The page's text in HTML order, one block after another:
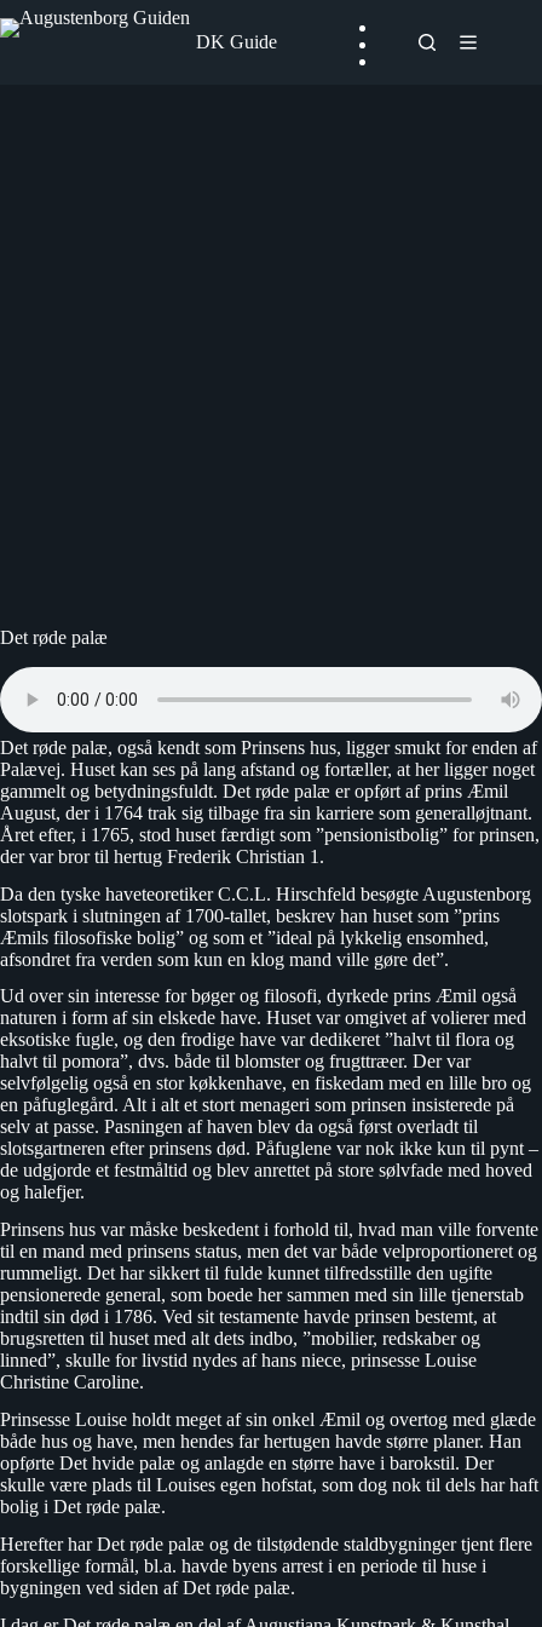
Fortsæt
til
DK Guide
Det røde palæ
Det røde palæ, også kendt som Prinsens hus, ligger smukt for enden af
Palævej. Huset kan ses på lang afstand og fortæller, at her ligger noget
gammelt og betydningsfuldt. Det røde palæ er opført af prins Æmil
August, der i 1764 trak sig tilbage fra sin karriere som generalløjtnant.
Året efter, i 1765, stod huset færdigt som ”pensionistbolig” for prinsen,
der var bror til hertug Frederik Christian 1.
Da den tyske haveteoretiker C.C.L. Hirschfeld besøgte Augustenborg
slotspark i slutningen af 1700-tallet, beskrev han huset som ”prins
Æmils filosofiske bolig” og som et ”ideal på lykkelig ensomhed,
afsondret fra verden som kun en klog mand ville gøre det”.
Ud over sin interesse for bøger og filosofi, dyrkede prins Æmil også
naturen i form af sin elskede have. Huset var omgivet af volierer med
eksotiske fugle, og den frodige have var dedikeret ”halvt til flora og
halvt til pomora”, dvs. både til blomster og frugttræer. Der var
selvfølgelig også en stor køkkenhave, en fiskedam med en lille bro og
en påfuglegård. Alt i alt et stort menageri som prinsen insisterede på
selv at passe. Pasningen af haven blev da også først overladt til
slotsgartneren efter prinsens død. Påfuglene var nok ikke kun til pynt –
de udgjorde et festmåltid og blev anrettet på store sølvfade med hoved
og halefjer.
Prinsens hus var måske beskedent i forhold til, hvad man ville forvente
til en mand med prinsens status, men det var både velproportioneret og
rummeligt. Det har sikkert til fulde kunnet tilfredsstille den ugifte
pensionerede general, som boede her sammen med sin lille tjenerstab
indtil sin død i 1786. Ved sit testamente havde prinsen bestemt, at
brugsretten til huset med alt dets indbo, ”mobilier, redskaber og
linned”, skulle for livstid nydes af hans niece, prinsesse Louise
Christine Caroline.
Prinsesse Louise holdt meget af sin onkel Æmil og overtog med glæde
både hus og have, men hendes far hertugen havde større planer. Han
opførte Det hvide palæ og anlagde en større have i barokstil. Der
skulle være plads til Louises egen hofstat, som dog nok til dels har haft
bolig i Det røde palæ.
Herefter har Det røde palæ og de tilstødende staldbygninger tjent flere
forskellige formål, bl.a. havde byens arrest i en periode til huse i
bygningen ved siden af Det røde palæ.